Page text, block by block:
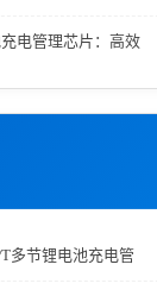
电管理芯片：高效
多节锂电池充电管